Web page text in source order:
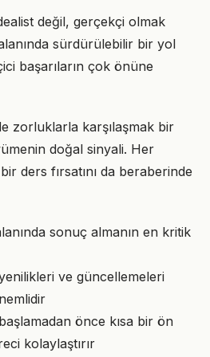
değil, gerçekçi olmak
sürdürülebilir bir yol
başarıların çok önüne
zorluklarla karşılaşmak bir
doğal sinyali. Her
ders fırsatını da beraberinde
sonuç almanın en kritik
ve güncellemeleri
önce kısa bir ön
kolaylaştırır